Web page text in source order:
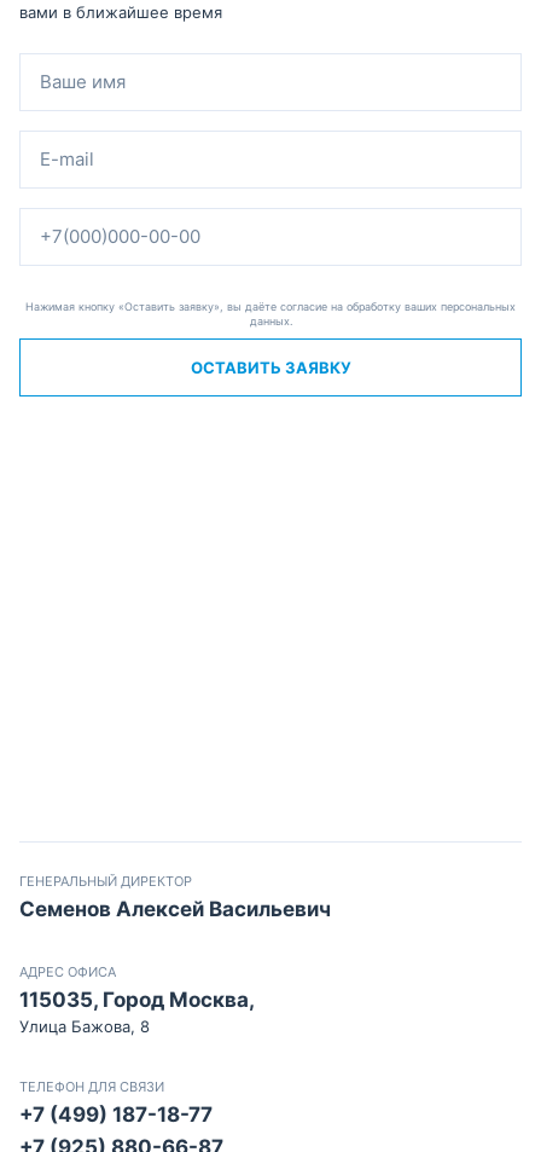
вами в ближайшее время
Нажимая кнопку «Оставить заявку», вы даёте согласие на обработку ваших персональных
данных.
ОСТАВИТЬ ЗАЯВКУ
ГЕНЕРАЛЬНЫЙ ДИРЕКТОР
Семенов Алексей Васильевич
АДРЕС ОФИСА
115035, Город Москва,
Улица Бажова, 8
ТЕЛЕФОН ДЛЯ СВЯЗИ
+7 (499) 187-18-77
+7 (925) 880-66-87